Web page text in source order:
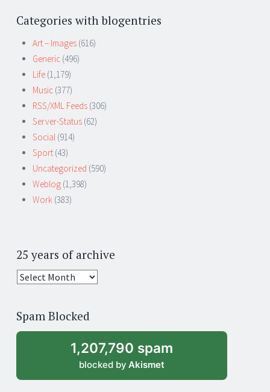
Categories with blogentries
Art – Images (616)
Generic (496)
Life (1,179)
Music (377)
RSS/XML Feeds (306)
Server-Status (62)
Social (914)
Sport (43)
Uncategorized (590)
Weblog (1,398)
Work (383)
25 years of archive
25
archive
Spam Blocked
1,207,790 spam
blocked by Akismet